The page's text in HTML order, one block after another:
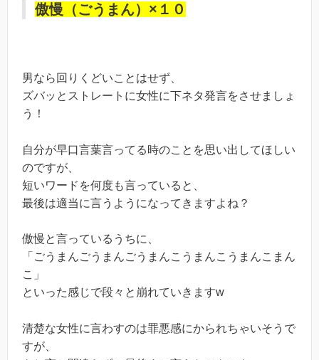
傲慢（ごうまん）×１０
男なら回りくどいことはせず、
ズバッとストレートに女性に下ネタ発言をさせましょ
う！
自分が早口言葉言ってる時のことを思い出してほしい
のですが、
短いワードを何度も言っていると、
最後は適当に言うようになってきますよね？
傲慢と言っているうちに、
「ごうまんごうまんごうまんこうまんこうまんこまん
こ」
といった感じで段々と崩れていきますw
清楚な女性に言わすのは罪悪感にかられちゃいそうで
すが、